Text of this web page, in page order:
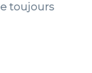
toujours